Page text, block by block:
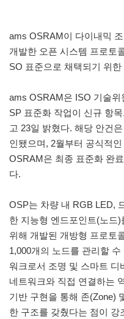
ams OSRAM이 다이내믹
개발한 오픈 시스템 프로토
SO 표준으로 채택되기 위
ams OSRAM은 ISO 기술위
SP 표준화 작업이 신규 항
고 23일 밝혔다. 해당 안건
인됐으며, 2월부터 공식적
OSRAM은 최종 표준화 완
다.
OSP는 차량 내 RGB LED,
한 지능형 엔드포인트(노드
위해 개발된 개방형 프로토
1,000개의 노드를 관리할 수
워크로서 조명 및 스마트 디
네트워크와 직접 연결하는
기반 구현을 통해 존(Zone)
한 구조를 갖췄다는 점이 강